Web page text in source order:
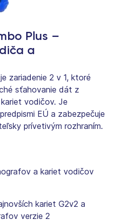
Plus –
a
zariadenie 2 v 1, ktoré
sťahovanie dát z
vodičov. Je
EÚ a zabezpečuje
prívetivým rozhraním.
a kariet vodičov
kariet G2v2 a
verzie 2